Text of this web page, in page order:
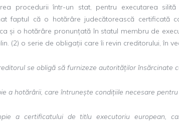
procedurii într-un stat, pentru executarea
faptul că o hotărâre judecătorească certificată
și o hotărâre pronunțată în statul membru de
(2) o serie de obligații care îi revin creditorului, în
se obligă să furnizeze autorităților însărcinate
a hotărârii, care întrunește condițiile necesare
a certificatului de titlu executoriu european,